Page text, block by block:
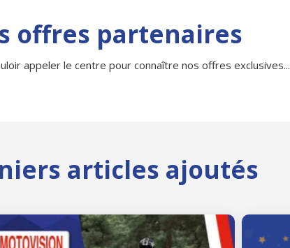
offres partenaires
appeler le centre pour connaître nos offres exclusives...
articles ajoutés